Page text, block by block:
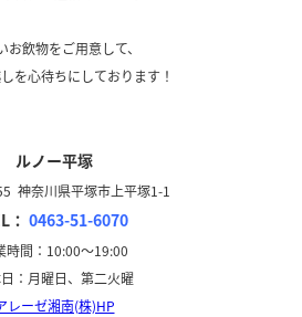
お飲物をご用意して、
を心待ちにしております！
ルノー平塚
神奈川県平塚市上平塚1-1
： 0463-51-6070
時間：10:00～19:00
：月曜日、第二火曜
レーゼ湘南(株)HP